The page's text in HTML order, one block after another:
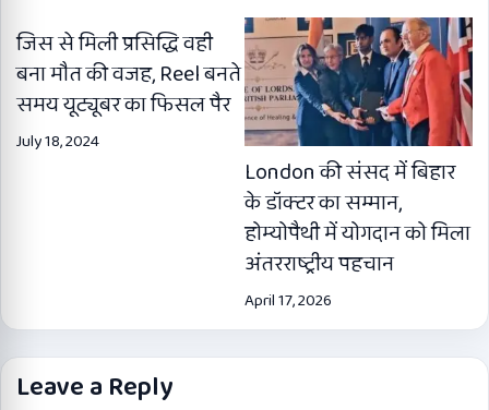
जिस से मिली प्रसिद्धि वही
बना मौत की वजह, Reel बनते
समय यूट्यूबर का फिसल पैर
July 18, 2024
London की संसद में बिहार
के डॉक्टर का सम्मान,
होम्योपैथी में योगदान को मिला
अंतरराष्ट्रीय पहचान
April 17, 2026
Leave a Reply